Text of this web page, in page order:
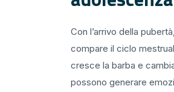
Con l’arrivo della pubertà,
compare il ciclo
cresce la barba e
possono generare